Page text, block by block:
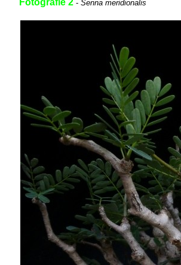
Fotografie 2 - Senna meridionalis